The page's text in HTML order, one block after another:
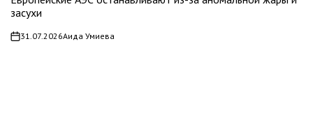
засухи
on31.07.2026Аида Умиева